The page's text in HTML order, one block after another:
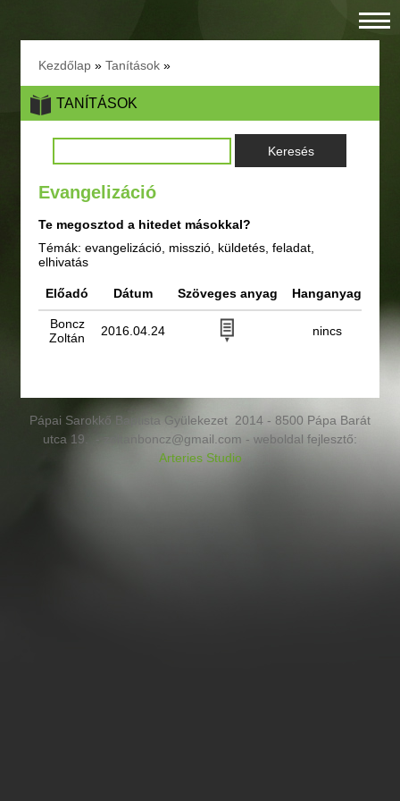
Kezdőlap »Tanítások »
TANÍTÁSOK
Evangelizáció
Te megosztod a hitedet másokkal?
Témák: evangelizáció, misszió, küldetés, feladat,
elhivatás
Előadó Dátum Szöveges anyag Hanganyag
Boncz
Zoltán
2016.04.24 nincs
Pápai Sarokkő Baptista Gyülekezet 2014 - 8500 Pápa Barát
utca 19. - zoltanboncz@gmail.com - weboldal fejlesztő:
Arteries Studio